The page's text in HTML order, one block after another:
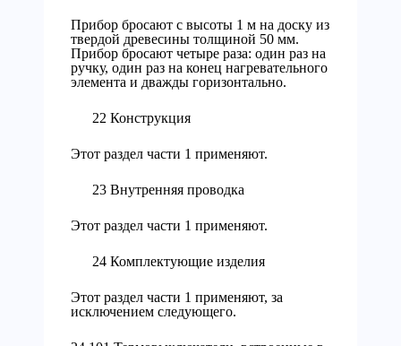
Прибор бросают с высоты 1 м на доску из
твердой древесины толщиной 50 мм.
Прибор бросают четыре раза: один раз на
ручку, один раз на конец нагревательного
элемента и дважды горизонтально.
22 Конструкция
Этот раздел части 1 применяют.
23 Внутренняя проводка
Этот раздел части 1 применяют.
24 Комплектующие изделия
Этот раздел части 1 применяют, за
исключением следующего.